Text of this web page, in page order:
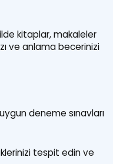
kitaplar, makaleler
ve anlama becerinizi
deneme sınavları
tespit edin ve